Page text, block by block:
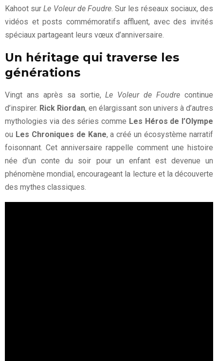
Kahoot surLe Voleur de Foudre. Sur les réseaux sociaux, des
vidéos et posts commémoratifs affluent, avec des invités
spéciaux partageant leurs vœux d’anniversaire.
Un héritage qui traverse les
générations
Vingt ans après sa sortie,Le Voleur de Foudrecontinue
d’inspirer. Rick Riordan, en élargissant son univers à d’autres
mythologies via des séries comme Les Héros de l’Olympe
ou Les Chroniques de Kane, a créé un écosystème narratif
foisonnant. Cet anniversaire rappelle comment une histoire
née d’un conte du soir pour un enfant est devenue un
phénomène mondial, encourageant la lecture et la découverte
des mythes classiques.